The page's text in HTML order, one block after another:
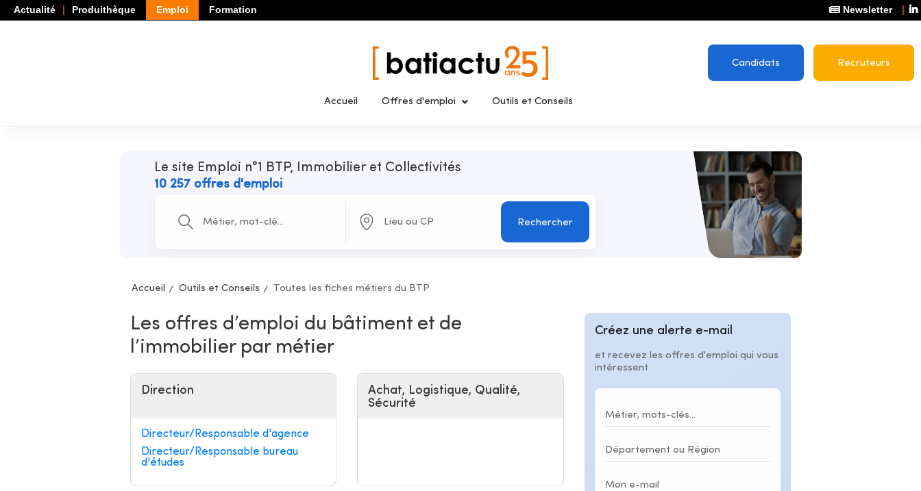
Actualité Produithèque Emploi Formation Newsletter
Candidats Recruteurs
Accueil Offres d'emploi Outils et Conseils
Le site Emploi n°1 BTP, Immobilier et Collectivités
10 257 offres d'emploi
Rechercher
Accueil Outils et Conseils Toutes les fiches métiers du BTP
Les offres d’emploi du bâtiment et de
l’immobilier par métier
Direction
Directeur/Responsable d'agence
Directeur/Responsable bureau
d'études
Achat, Logistique, Qualité,
Sécurité
Créez une alerte e-mail
et recevez les offres d'emploi qui vous
intéressent